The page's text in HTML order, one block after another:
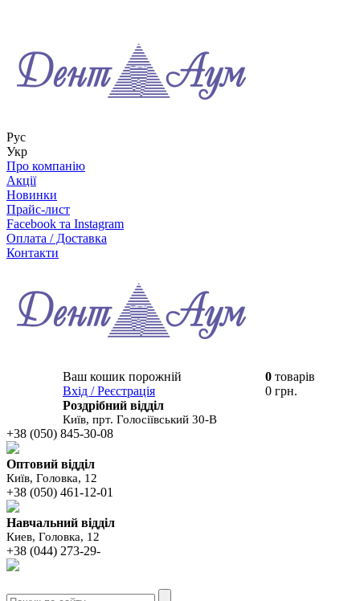
Рус
Укр
Про компанію
Акції
Новинки
Прайс-лист
Facebook та Instagram
Оплата / Доставка
Контакти
0 товарів
0 грн.
Ваш кошик порожній
Вхід / Реєстрація
Роздрібний відділ
Київ, прт. Голосіївський 30-В
+38 (050) 845-30-08
Оптовий відділ
Київ, Головка, 12
+38 (050) 461-12-01
Навчальний відділ
Киев, Головка, 12
+38 (044) 273-29-